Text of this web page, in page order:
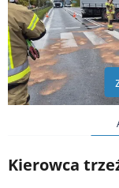
Kierowca